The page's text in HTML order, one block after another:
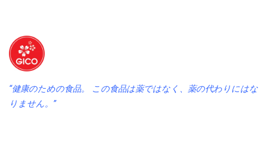
“健康のための食品。 この食品は薬ではなく、薬の代わりにはな
りません。”